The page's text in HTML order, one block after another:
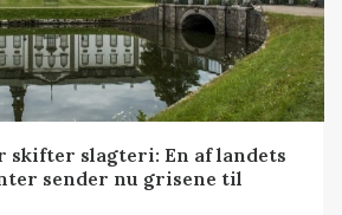
skifter slagteri: En af landets
sender nu grisene til